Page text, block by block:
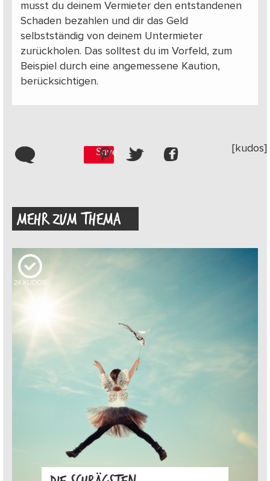
musst du deinem Vermieter den entstandenen
Schaden bezahlen und dir das Geld
selbstständig von deinem Untermieter
zurückholen. Das solltest du im Vorfeld, zum
Beispiel durch eine angemessene Kaution,
berücksichtigen.
Save [kudos]
MEHR ZUM THEMA
24 KUDOS